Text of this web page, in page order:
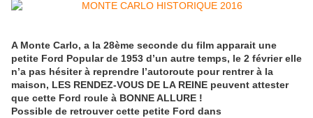
A Monte Carlo, a la 28ème seconde du film apparait une
petite Ford Popular de 1953 d’un autre temps, le 2 février elle
n’a pas hésiter à reprendre l’autoroute pour rentrer à la
maison, LES RENDEZ-VOUS DE LA REINE peuvent attester
que cette Ford roule à BONNE ALLURE !
Possible de retrouver cette petite Ford dans